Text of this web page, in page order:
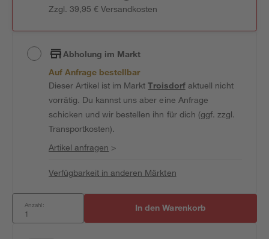
Zzgl. 39,95 € Versandkosten
Abholung im Markt
Auf Anfrage bestellbar
Dieser Artikel ist im MarktTroisdorfaktuell nicht
vorrätig. Du kannst uns aber eine Anfrage
schicken und wir bestellen ihn für dich (ggf. zzgl.
Transportkosten).
Artikel anfragen >
Verfügbarkeit in anderen Märkten
Anzahl: In den Warenkorb